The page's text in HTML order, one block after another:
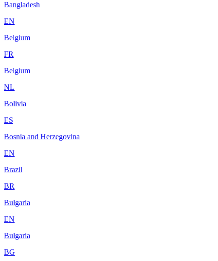
Bangladesh
EN
Belgium
FR
Belgium
NL
Bolivia
ES
Bosnia and Herzegovina
EN
Brazil
BR
Bulgaria
EN
Bulgaria
BG